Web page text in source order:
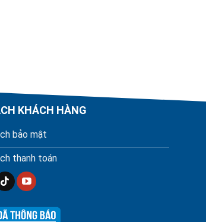
KHÁCH HÀNG
bảo mật
thanh toán